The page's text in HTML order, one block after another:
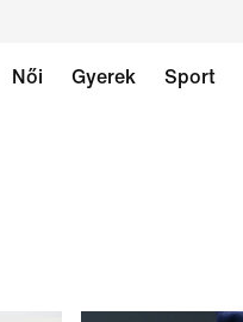
Női Gyerek Sport